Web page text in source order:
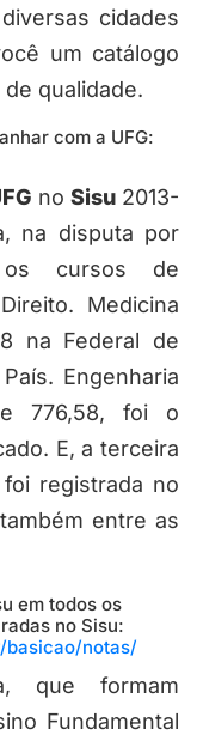
cidades
um catálogo
qualidade.
com a UFG:
no Sisu 2013-
na disputa por
os cursos de
Medicina
na Federal de
Engenharia
776,58, foi o
E, a terceira
foi registrada no
entre as
em todos os
no Sisu:
basicao/notas/
que formam
Fundamental